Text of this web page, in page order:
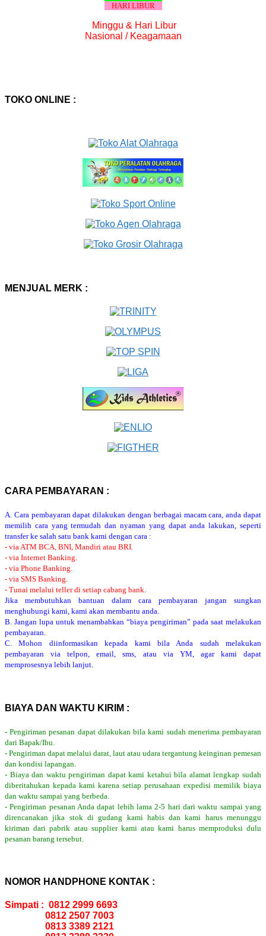
HARI LIBUR
Minggu & Hari Libur
Nasional / Keagamaan
TOKO ONLINE :
MENJUAL MERK :
CARA PEMBAYARAN :
A. Cara pembayaran dapat dilakukan dengan berbagai macam cara, anda dapat
memilih cara yang termudah dan nyaman yang dapat anda lakukan, seperti
transfer ke salah satu bank kami dengan cara :
- via ATM BCA, BNI, Mandiri atau BRI.
- via Internet Banking.
- via Phone Banking.
- via SMS Banking.
- Tunai melalui teller di setiap cabang bank.
Jika membutuhkan bantuan dalam cara pembayaran jangan sungkan
menghubungi kami, kami akan membantu anda.
B. Jangan lupa untuk menambahkan “biaya pengiriman” pada saat melakukan
pembayaran.
C. Mohon diinformasikan kepada kami bila Anda sudah melakukan
pembayaran via telpon, email, sms, atau via YM, agar kami dapat
memprosesnya lebih lanjut.
BIAYA DAN WAKTU KIRIM :
- Pengiriman pesanan dapat dilakukan bila kami sudah menerima pembayaran
dari Bapak/Ibu.
- Pengiriman dapat melalui darat, laut atau udara tergantung keinginan pemesan
dan kondisi lapangan.
- Biaya dan waktu pengiriman dapat kami ketahui bila alamat lengkap sudah
diberitahukan kepada kami karena setiap perusahaan expedisi memilik biaya
dan waktu sampai yang berbeda.
- Pengiriman pesanan Anda dapat lebih lama 2-5 hari dari waktu sampai yang
direncanakan jika stok di gudang kami habis dan kami harus menunggu
kiriman dari pabrik atau supplier kami atau kami harus memproduksi dulu
pesanan barang tersebut.
NOMOR HANDPHONE KONTAK :
Simpati : 0812 2999 6693
0812 2507 7003
0813 3389 2121